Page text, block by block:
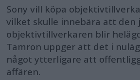
Sony vill köpa
vilket skulle innebära att den
objektivtillverkaren blir
Tamron uppger att det i
något ytterligare att
affären.